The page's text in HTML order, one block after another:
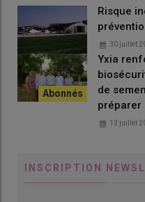
auraient également des
adaptables à ces
Risque
30 juillet
Yxia
de
préparer
13 juillet
INSCRIPTION